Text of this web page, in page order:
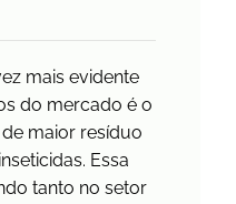
mais evidente
do mercado é o
maior resíduo
Essa
tanto no setor